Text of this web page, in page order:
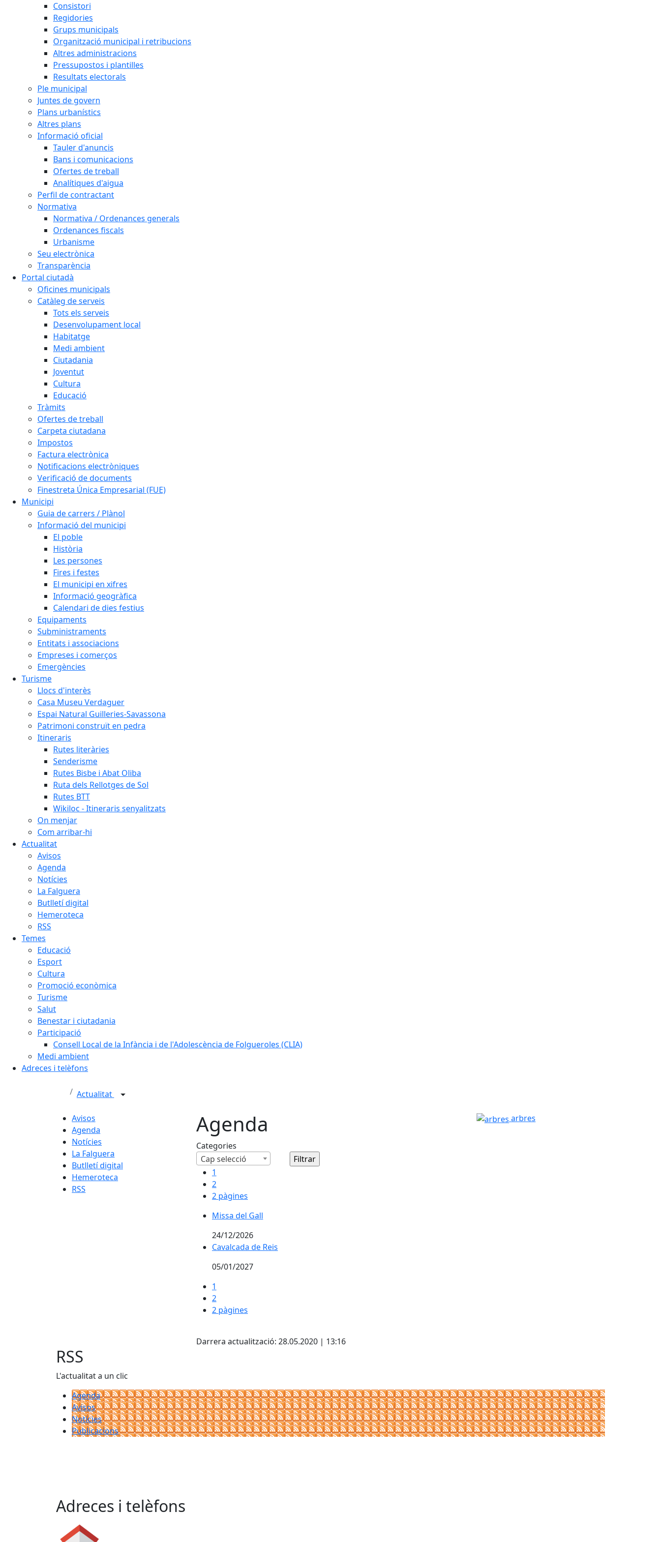
Consistori
Regidories
Grups municipals
Organització municipal i retribucions
Altres administracions
Pressupostos i plantilles
Resultats electorals
Ple municipal
Juntes de govern
Plans urbanístics
Altres plans
Informació oficial
Tauler d'anuncis
Bans i comunicacions
Ofertes de treball
Analítiques d'aigua
Perfil de contractant
Normativa
Normativa / Ordenances generals
Ordenances fiscals
Urbanisme
Seu electrònica
Transparència
Portal ciutadà
Oficines municipals
Catàleg de serveis
Tots els serveis
Desenvolupament local
Habitatge
Medi ambient
Ciutadania
Joventut
Cultura
Educació
Tràmits
Ofertes de treball
Carpeta ciutadana
Impostos
Factura electrònica
Notificacions electròniques
Verificació de documents
Finestreta Única Empresarial (FUE)
Municipi
Guia de carrers / Plànol
Informació del municipi
El poble
Història
Les persones
Fires i festes
El municipi en xifres
Informació geogràfica
Calendari de dies festius
Equipaments
Subministraments
Entitats i associacions
Empreses i comerços
Emergències
Turisme
Llocs d'interès
Casa Museu Verdaguer
Espai Natural Guilleries-Savassona
Patrimoni construït en pedra
Itineraris
Rutes literàries
Senderisme
Rutes Bisbe i Abat Oliba
Ruta dels Rellotges de Sol
Rutes BTT
Wikiloc - Itineraris senyalitzats
On menjar
Com arribar-hi
Actualitat
Avisos
Agenda
Notícies
La Falguera
Butlletí digital
Hemeroteca
RSS
Temes
Educació
Esport
Cultura
Promoció econòmica
Turisme
Salut
Benestar i ciutadania
Participació
Consell Local de la Infància i de l'Adolescència de Folgueroles (CLIA)
Medi ambient
Adreces i telèfons
Actualitat
Avisos
Agenda
Notícies
La Falguera
Butlletí digital
Hemeroteca
RSS
Agenda
Categories
Cap selecció
1
2
2 pàgines
Missa del Gall
24/12/2026
Cavalcada de Reis
05/01/2027
1
2
2 pàgines
Darrera actualització: 28.05.2020 | 13:16
arbres arbres
RSS
L'actualitat a un clic
Agenda
Avisos
Notícies
Publicacions
Adreces i telèfons